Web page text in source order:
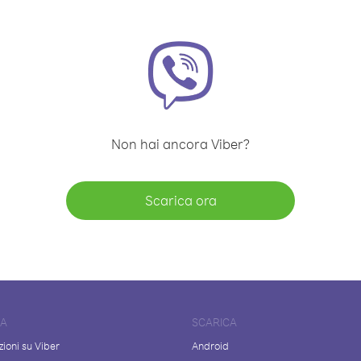
Non hai ancora Viber?
Scarica ora
su Viber
SCARICA
Android